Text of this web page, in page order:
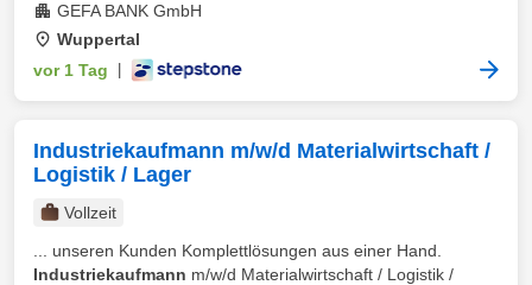
GEFA BANK GmbH
Wuppertal
vor 1 Tag
Industriekaufmann m/w/d Materialwirtschaft /
Logistik / Lager
Vollzeit
... unseren Kunden Komplettlösungen aus einer Hand.
Industriekaufmann m/w/d Materialwirtschaft / Logistik /